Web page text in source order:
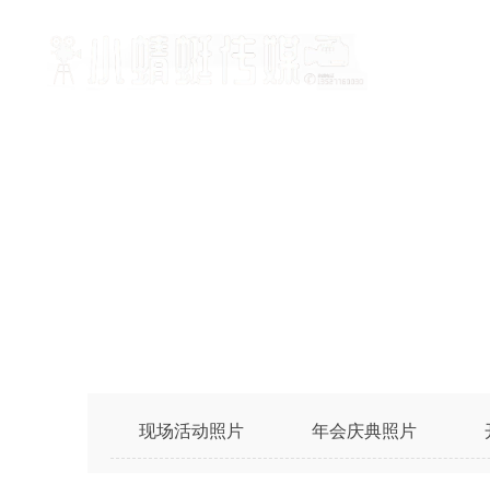
现场活动照片 年会庆典照片